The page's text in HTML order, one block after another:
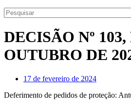
DECISÃO Nº 103,
OUTUBRO DE
17 de fevereiro de 2024
Deferimento de pedidos de proteção: